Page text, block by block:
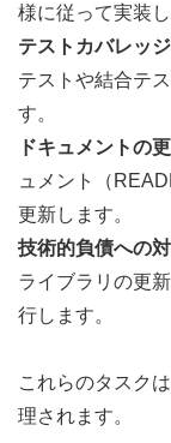
様に従って実装し
テストカバレッ
テストや結合テ
す。
ドキュメントの
ュメント（
更新します。
技術的負債への
ライブラリの更
行します。
これらのタスク
理されます。